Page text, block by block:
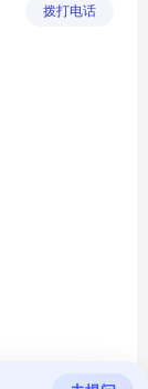
限公司
拨打电话